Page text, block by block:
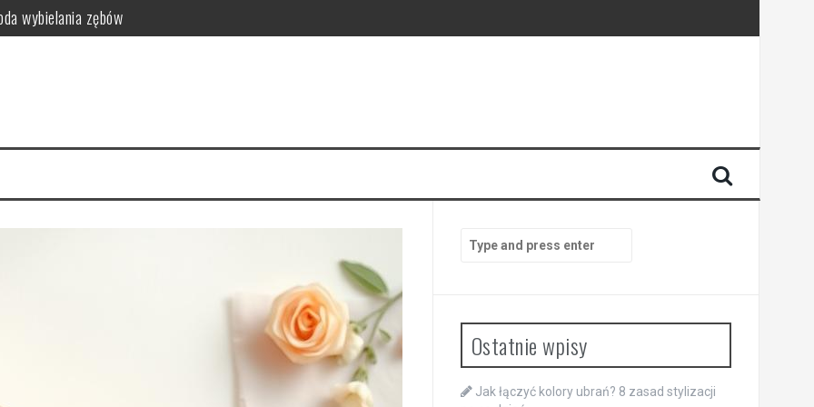
wybielania zębów
styl?
na co dzień
for:
Ostatnie wpisy
Jak łączyć kolory ubrań? 8 zasad stylizacji